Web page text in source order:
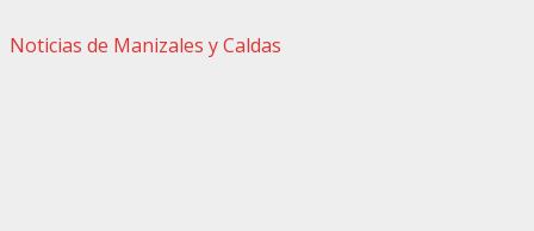
Noticias de Manizales y Caldas